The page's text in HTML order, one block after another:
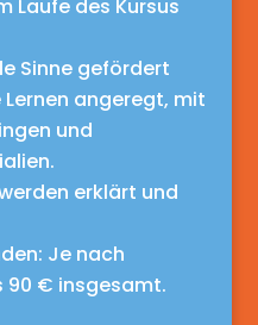
Laufe des Kursus
Sinne gefördert
angeregt, mit
und
erklärt und
Je nach
90 € insgesamt.